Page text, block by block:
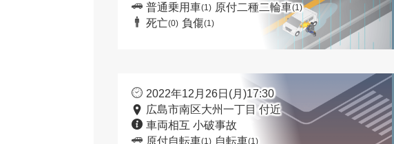
普通乗用車(1) 原付二種二輪車(1)
死亡(0) 負傷(1)
2022年12月26日(月)17:30
広島市南区大州一丁目 付近
車両相互 小破事故
原付自転車(1) 自転車(1)